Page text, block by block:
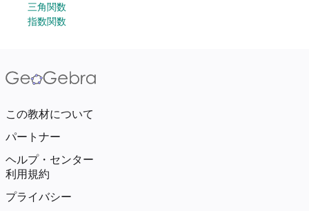
三角関数
指数関数
この教材について
パートナー
ヘルプ・センター
利用規約
プライバシー